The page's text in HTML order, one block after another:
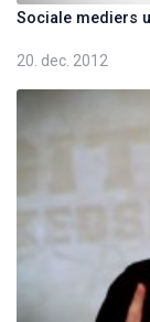
Sociale mediers
20. dec. 2012